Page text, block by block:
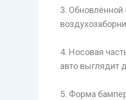
3. Обновлённой
4. Носовая
авто выглядит
5. Форма